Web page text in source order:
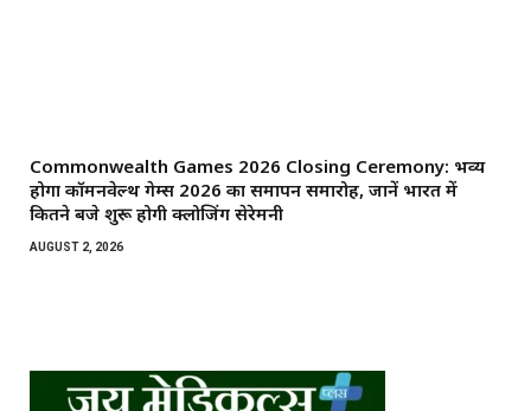
Commonwealth Games 2026 Closing Ceremony: भव्य
होगा कॉमनवेल्थ गेम्स 2026 का समापन समारोह, जानें भारत में
कितने बजे शुरू होगी क्लोजिंग सेरेमनी
AUGUST 2, 2026